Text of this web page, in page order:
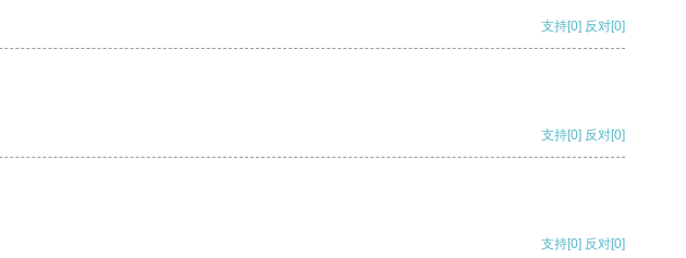
支持[0] 反对[0]
支持[0] 反对[0]
支持[0] 反对[0]